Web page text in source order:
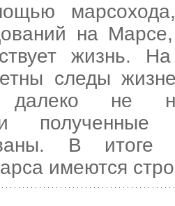
марсохода,
на
жизнь.
следы
далеко не
В
имеются